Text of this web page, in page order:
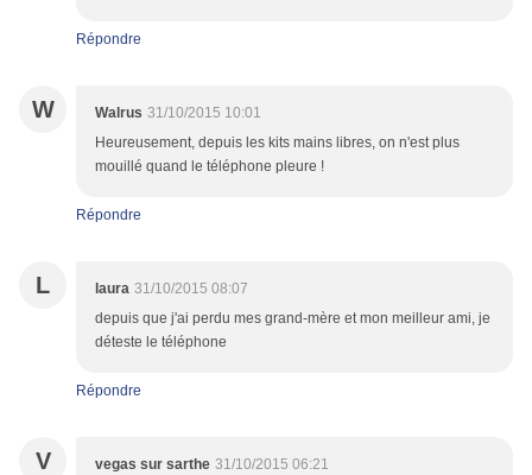
Répondre
W Walrus 31/10/2015 10:01
Heureusement, depuis les kits mains libres, on n'est plus
mouillé quand le téléphone pleure !
Répondre
L laura 31/10/2015 08:07
depuis que j'ai perdu mes grand-mère et mon meilleur ami, je
déteste le téléphone
Répondre
V vegas sur sarthe 31/10/2015 06:21